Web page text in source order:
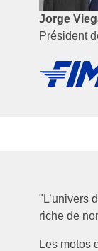
Jorge
Président
"L’univers
riche de
Les motos